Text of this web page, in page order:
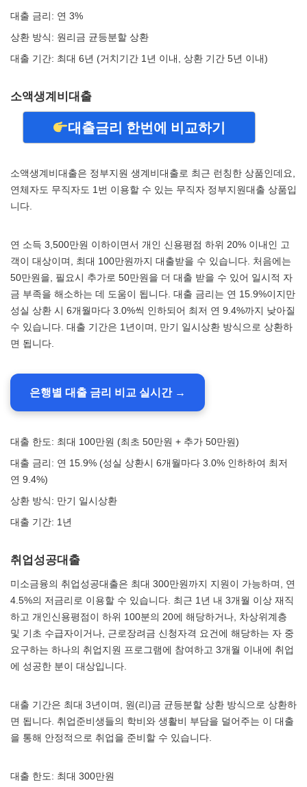
대출 금리: 연 3%
상환 방식: 원리금 균등분할 상환
대출 기간: 최대 6년 (거치기간 1년 이내, 상환 기간 5년 이내)
소액생계비대출
대출금리 한번에 비교하기
소액생계비대출은 정부지원 생계비대출로 최근 런칭한 상품인데요,
연체자도 무직자도 1번 이용할 수 있는 무직자 정부지원대출 상품입
니다.
연 소득 3,500만원 이하이면서 개인 신용평점 하위 20% 이내인 고
객이 대상이며, 최대 100만원까지 대출받을 수 있습니다. 처음에는
50만원을, 필요시 추가로 50만원을 더 대출 받을 수 있어 일시적 자
금 부족을 해소하는 데 도움이 됩니다. 대출 금리는 연 15.9%이지만
성실 상환 시 6개월마다 3.0%씩 인하되어 최저 연 9.4%까지 낮아질
수 있습니다. 대출 기간은 1년이며, 만기 일시상환 방식으로 상환하
면 됩니다.
은행별 대출 금리 비교 실시간 →
대출 한도: 최대 100만원 (최초 50만원 + 추가 50만원)
대출 금리: 연 15.9% (성실 상환시 6개월마다 3.0% 인하하여 최저
연 9.4%)
상환 방식: 만기 일시상환
대출 기간: 1년
취업성공대출
미소금융의 취업성공대출은 최대 300만원까지 지원이 가능하며, 연
4.5%의 저금리로 이용할 수 있습니다. 최근 1년 내 3개월 이상 재직
하고 개인신용평점이 하위 100분의 20에 해당하거나, 차상위계층
및 기초 수급자이거나, 근로장려금 신청자격 요건에 해당하는 자 중
요구하는 하나의 취업지원 프로그램에 참여하고 3개월 이내에 취업
에 성공한 분이 대상입니다.
대출 기간은 최대 3년이며, 원(리)금 균등분할 상환 방식으로 상환하
면 됩니다. 취업준비생들의 학비와 생활비 부담을 덜어주는 이 대출
을 통해 안정적으로 취업을 준비할 수 있습니다.
대출 한도: 최대 300만원